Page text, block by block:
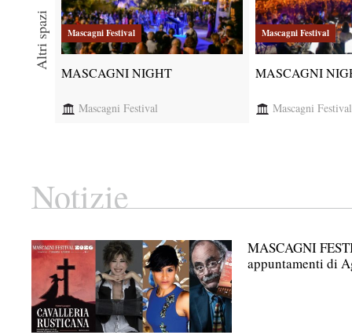
Altri spazi Mascagni Festival
MASCAGNI NIGHT
Mascagni Festival
Mascagni Festival
MASCAGNI
Mascagni Festival
Notizie
MASCAGNI
appuntamenti di